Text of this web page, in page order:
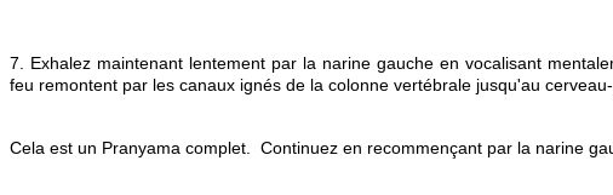
7. Exhalez maintenant lentement par la narine gauche en vocalisant
feu remontent par les canaux ignés de la colonne vertébrale jusqu'au
Cela est un Pranyama complet. Continuez en recommençant par la narine